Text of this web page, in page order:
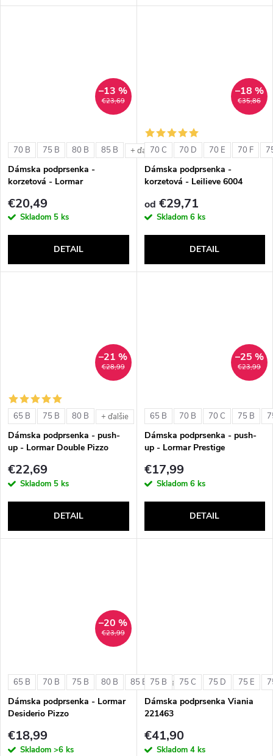
€23,69
–13 %
70 B 75 B 80 B 85 B + ďalšie
Dámska podprsenka -
korzetová - Lormar
€20,49
Skladom 5 ks
DETAIL
€35,86
–18 %
70 C 70 D 70 E 70 F
Dámska podprsenka -
korzetová - Leilieve 6004
od €29,71
Skladom 6 ks
DETAIL
€28,99
–21 %
65 B 75 B 80 B + ďalšie
Dámska podprsenka - push-
up - Lormar Double Pizzo
€22,69
Skladom 5 ks
DETAIL
€23,99
–25 %
65 B 70 B 70 C 75 B
Dámska podprsenka - push-
up - Lormar Prestige
€17,99
Skladom 6 ks
DETAIL
€23,99
–20 %
65 B 70 B 75 B 80 B 85 B + ďalšie
Dámska podprsenka - Lormar
Desiderio Pizzo
€18,99
Skladom >6 ks
75 B 75 C 75 D 75 E
Dámska podprsenka Viania
221463
€41,90
Skladom 4 ks